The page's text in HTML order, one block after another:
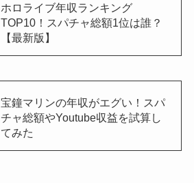
ホロライブ年収ランキング
TOP10！スパチャ総額1位は誰？
【最新版】
宝鐘マリンの年収がエグい！スパ
チャ総額やYoutube収益を試算し
てみた